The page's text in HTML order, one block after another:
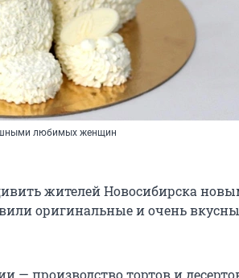
любимых женщин
жителей Новосибирска
оригинальные и очень
— производство тортов и